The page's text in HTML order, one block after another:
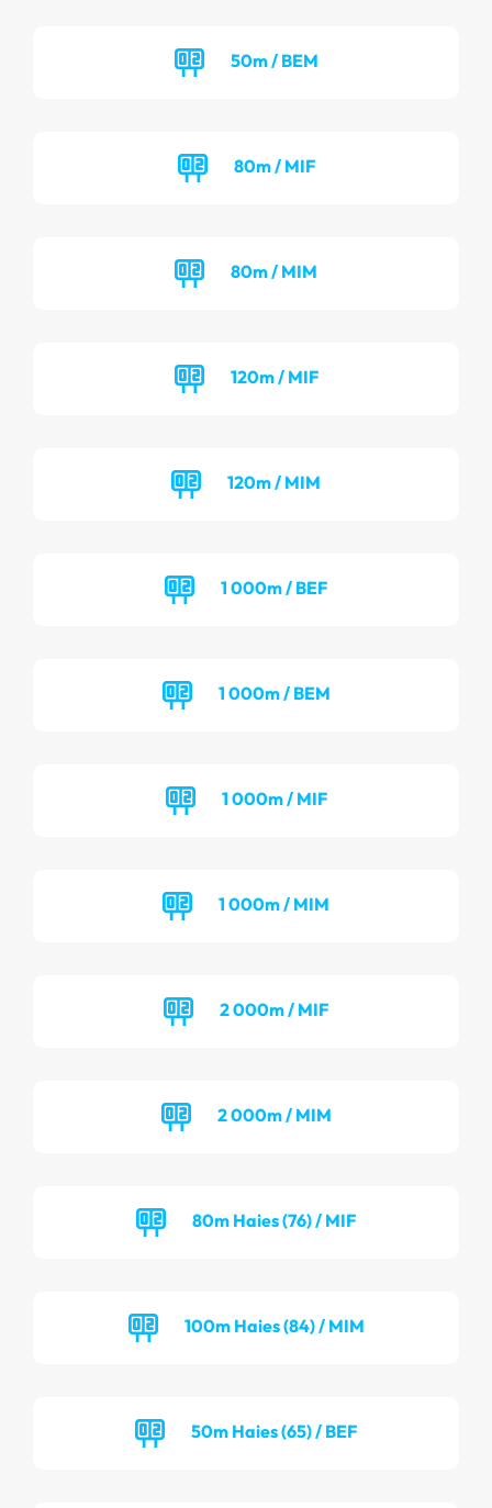
50m / BEM
80m / MIF
80m / MIM
120m / MIF
120m / MIM
1 000m / BEF
1 000m / BEM
1 000m / MIF
1 000m / MIM
2 000m / MIF
2 000m / MIM
80m Haies (76) / MIF
100m Haies (84) / MIM
50m Haies (65) / BEF